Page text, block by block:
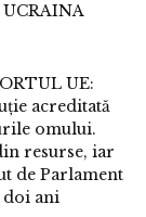
UE:
acreditată
omului.
resurse, iar
de Parlament
ani